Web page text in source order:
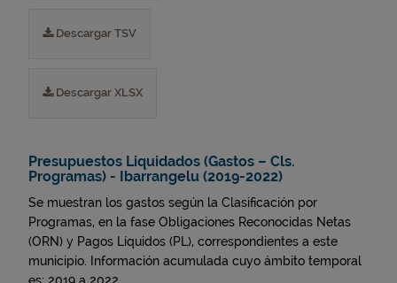
Descargar TSV
Descargar XLSX
Presupuestos Liquidados (Gastos – Cls.
Programas) - Ibarrangelu (2019-2022)
Se muestran los gastos según la Clasificación por
Programas, en la fase Obligaciones Reconocidas Netas
(ORN) y Pagos Líquidos (PL), correspondientes a este
municipio. Información acumulada cuyo ámbito temporal